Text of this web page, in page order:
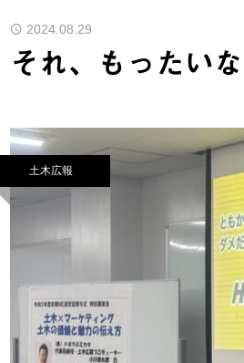
2024.08.29
それ、もったい
土木広報